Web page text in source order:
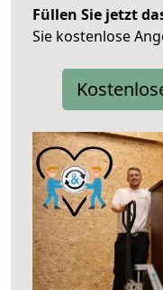
Füllen Sie jetzt
Sie kostenlose